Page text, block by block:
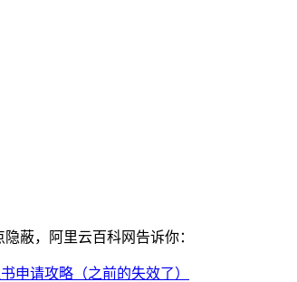
蔽，阿里云百科网告诉你：
申请攻略（之前的失效了）